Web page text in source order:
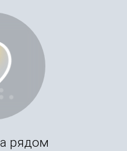
рядом